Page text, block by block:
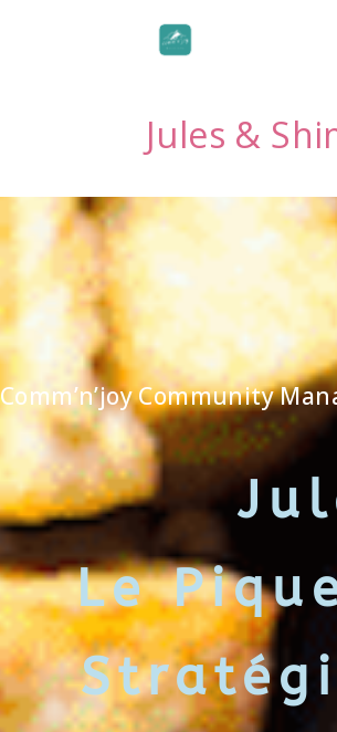
Jules &
Comm’n’joy Community
Le